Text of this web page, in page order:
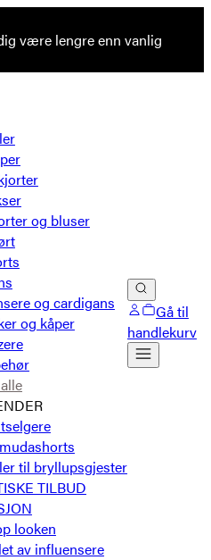
være lengre enn vanlig
og bluser
og cardigans
og kåper
til bryllupsgjester
TILBUD
looken
av influensere
Gå til
handlekurv